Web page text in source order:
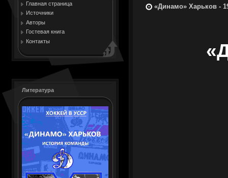
Главная страница
Источники
Авторы
Гостевая книга
Контакты
Литература
«Динамо» Харьков -